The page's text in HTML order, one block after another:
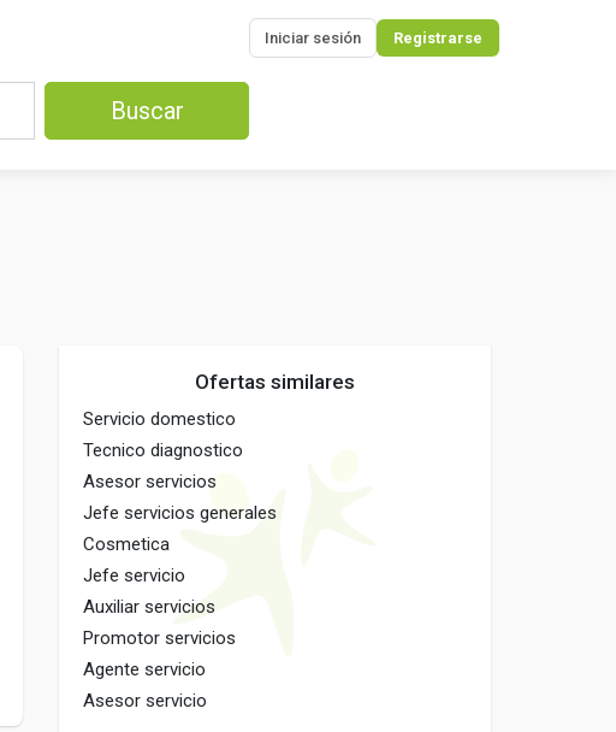
Iniciar sesión Registrarse
Buscar
Ofertas similares
Servicio domestico
Tecnico diagnostico
Asesor servicios
Jefe servicios generales
Cosmetica
Jefe servicio
Auxiliar servicios
Promotor servicios
Agente servicio
Asesor servicio